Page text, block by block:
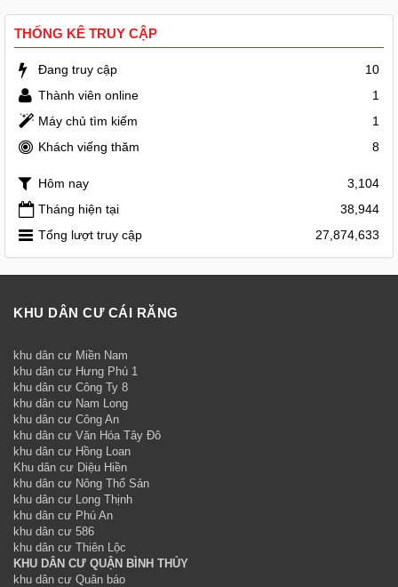
THỐNG KÊ TRUY CẬP
Đang truy cập
10
Thành viên online
1
Máy chủ tìm kiếm
1
Khách viếng thăm
8
Hôm nay
3,104
Tháng hiện tại
38,944
Tổng lượt truy cập
27,874,633
KHU DÂN CƯ CÁI RĂNG
khu dân cư Miền Nam
khu dân cư Hưng Phú 1
khu dân cư Công Ty 8
khu dân cư Nam Long
khu dân cư Công An
khu dân cư Văn Hóa Tây Đô
khu dân cư Hồng Loan
Khu dân cư Diệu Hiền
khu dân cư Nông Thổ Sản
khu dân cư Long Thịnh
khu dân cư Phú An
khu dân cư 586
khu dân cư Thiên Lộc
KHU DÂN CƯ QUẬN BÌNH THỦY
khu dân cư Quân báo